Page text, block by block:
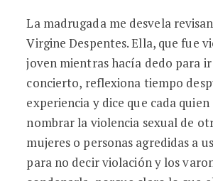
La madrugada me desvela
Virgine Despentes. Ella, que fue
joven mientras hacía dedo para
concierto, reflexiona tiempo
experiencia y dice que cada
nombrar la violencia sexual de
mujeres o personas agredidas a
para no decir violación y los